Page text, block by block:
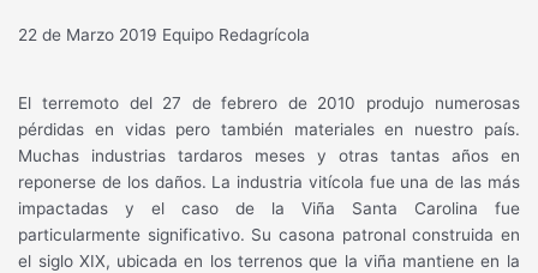
22 de Marzo 2019 Equipo Redagrícola
El terremoto del 27 de febrero de 2010 produjo numerosas
pérdidas en vidas pero también materiales en nuestro país.
Muchas industrias tardaros meses y otras tantas años en
reponerse de los daños. La industria vitícola fue una de las más
impactadas y el caso de la Viña Santa Carolina fue
particularmente significativo. Su casona patronal construida en
el siglo XIX, ubicada en los terrenos que la viña mantiene en la